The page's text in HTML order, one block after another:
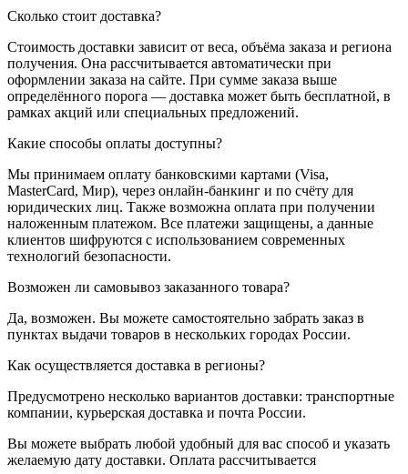
Сколько стоит доставка?
Стоимость доставки зависит от веса, объёма заказа и региона
получения. Она рассчитывается автоматически при
оформлении заказа на сайте. При сумме заказа выше
определённого порога — доставка может быть бесплатной, в
рамках акций или специальных предложений.
Какие способы оплаты доступны?
Мы принимаем оплату банковскими картами (Visa,
MasterCard, Мир), через онлайн-банкинг и по счёту для
юридических лиц. Также возможна оплата при получении
наложенным платежом. Все платежи защищены, а данные
клиентов шифруются с использованием современных
технологий безопасности.
Возможен ли самовывоз заказанного товара?
Да, возможен. Вы можете самостоятельно забрать заказ в
пунктах выдачи товаров в нескольких городах России.
Как осуществляется доставка в регионы?
Предусмотрено несколько вариантов доставки: транспортные
компании, курьерская доставка и почта России.
Вы можете выбрать любой удобный для вас способ и указать
желаемую дату доставки. Оплата рассчитывается